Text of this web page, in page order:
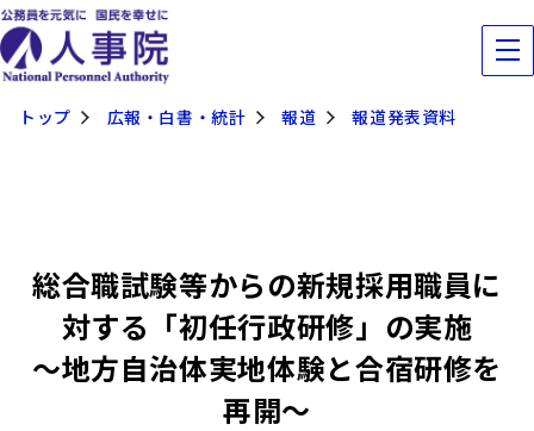
トップ 広報・白書・統計 報道 報道発表資料
総合職試験等からの新規採用職員に
対する「初任行政研修」の実施
～地方自治体実地体験と合宿研修を
再開～